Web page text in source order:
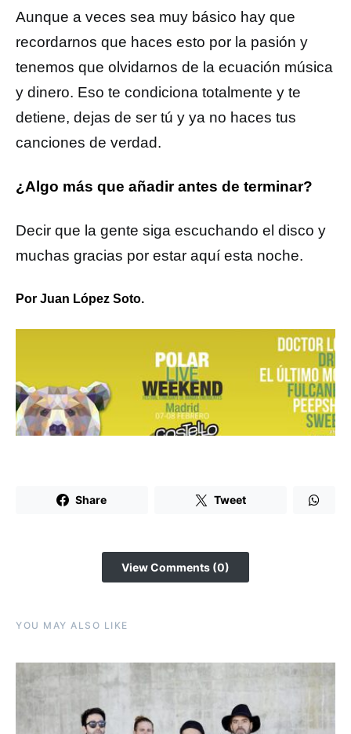
Aunque a veces sea muy básico hay que
recordarnos que haces esto por la pasión y
tenemos que olvidarnos de la ecuación música
y dinero. Eso te condiciona totalmente y te
detiene, dejas de ser tú y ya no haces tus
canciones de verdad.
¿Algo más que añadir antes de terminar?
Decir que la gente siga escuchando el disco y
muchas gracias por estar aquí esta noche.
Por Juan López Soto.
Share Tweet
View Comments (0)
YOU MAY ALSO LIKE